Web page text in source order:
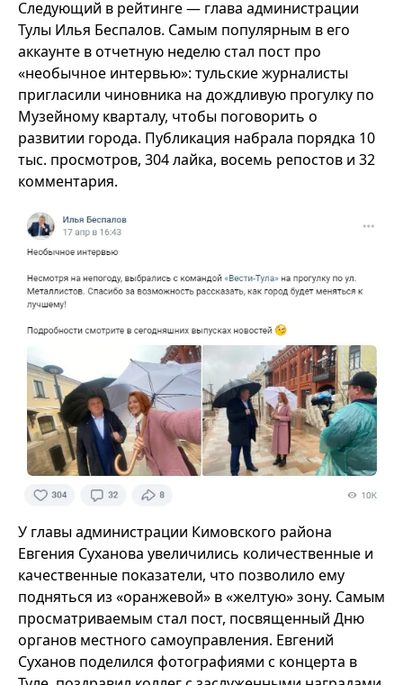
Следующий в рейтинге — глава администрации
Тулы Илья Беспалов. Самым популярным в его
аккаунте в отчетную неделю стал пост про
«необычное интервью»: тульские журналисты
пригласили чиновника на дождливую прогулку по
Музейному кварталу, чтобы поговорить о
развитии города. Публикация набрала порядка 10
тыс. просмотров, 304 лайка, восемь репостов и 32
комментария.
У главы администрации Кимовского района
Евгения Суханова увеличились количественные и
качественные показатели, что позволило ему
подняться из «оранжевой» в «желтую» зону. Самым
просматриваемым стал пост, посвященный Дню
органов местного самоуправления. Евгений
Суханов поделился фотографиями с концерта в